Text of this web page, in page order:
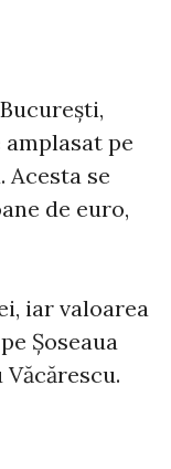
pe
Acesta se
de euro,
iar valoarea
Șoseaua